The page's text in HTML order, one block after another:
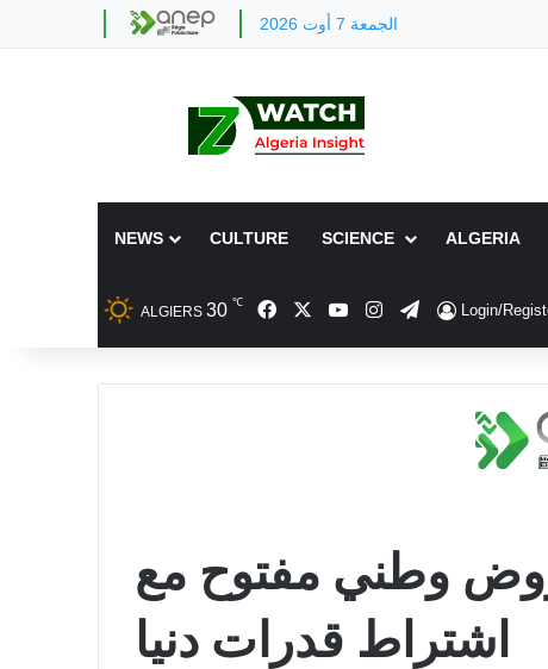
الجمعة 7 أوت 2026
NEWS CULTURE SCIENCE ALGERIA
ALGIERS 30 ℃ FacebookYouTubeInstagram
Telegram
Login/
وطني مفتوح مع
اشتراط قدرات دنيا